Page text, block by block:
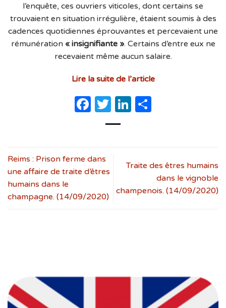
l’enquête, ces ouvriers viticoles, dont certains se
trouvaient en situation irrégulière, étaient soumis à des
cadences quotidiennes éprouvantes et percevaient une
rémunération « insignifiante ». Certains d’entre eux ne
recevaient même aucun salaire.
Lire la suite de l’article
Facebook
TwitterLinkedIn
Reims : Prison ferme dans
une affaire de traite d’êtres
humains dans le
champagne. (14/09/2020)
Traite des êtres humains
dans le vignoble
champenois. (14/09/2020)